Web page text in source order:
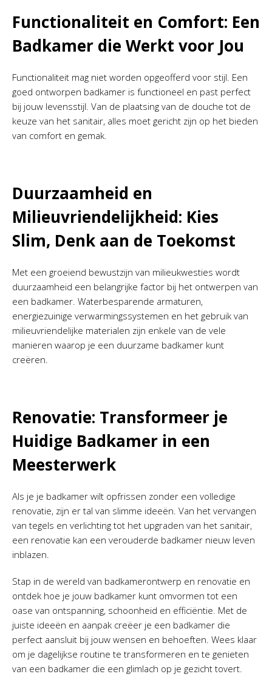
Functionaliteit en Comfort: Een
Badkamer die Werkt voor Jou
Functionaliteit mag niet worden opgeofferd voor stijl. Een
goed ontworpen badkamer is functioneel en past perfect
bij jouw levensstijl. Van de plaatsing van de douche tot de
keuze van het sanitair, alles moet gericht zijn op het bieden
van comfort en gemak.
Duurzaamheid en
Milieuvriendelijkheid: Kies
Slim, Denk aan de Toekomst
Met een groeiend bewustzijn van milieukwesties wordt
duurzaamheid een belangrijke factor bij het ontwerpen van
een badkamer. Waterbesparende armaturen,
energiezuinige verwarmingssystemen en het gebruik van
milieuvriendelijke materialen zijn enkele van de vele
manieren waarop je een duurzame badkamer kunt
creëren.
Renovatie: Transformeer je
Huidige Badkamer in een
Meesterwerk
Als je je badkamer wilt opfrissen zonder een volledige
renovatie, zijn er tal van slimme ideeën. Van het vervangen
van tegels en verlichting tot het upgraden van het sanitair,
een renovatie kan een verouderde badkamer nieuw leven
inblazen.
Stap in de wereld van badkamerontwerp en renovatie en
ontdek hoe je jouw badkamer kunt omvormen tot een
oase van ontspanning, schoonheid en efficiëntie. Met de
juiste ideeën en aanpak creëer je een badkamer die
perfect aansluit bij jouw wensen en behoeften. Wees klaar
om je dagelijkse routine te transformeren en te genieten
van een badkamer die een glimlach op je gezicht tovert.